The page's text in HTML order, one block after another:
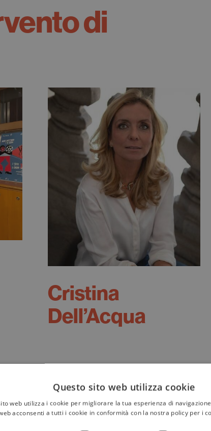
di
Cristina
Dell’Acqua
Questo sito web utilizza cookie
web utilizza i cookie per migliorare la tua esperienza di
acconsenti a tutti i cookie in conformità con la nostra policy per i